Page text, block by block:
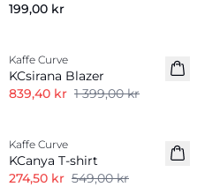
199,00 kr
Kaffe Curve
KCsirana Blazer
839,40 kr 1 399,00 kr
Kaffe Curve
KCanya T-shirt
274,50 kr 549,00 kr